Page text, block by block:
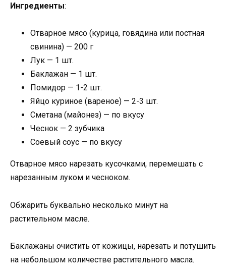
Ингредиенты:
Отварное мясо (курица, говядина или постная
свинина) — 200 г
Лук — 1 шт.
Баклажан — 1 шт.
Помидор — 1-2 шт.
Яйцо куриное (вареное) — 2-3 шт.
Сметана (майонез) — по вкусу
Чеснок — 2 зубчика
Соевый соус — по вкусу
Отварное мясо нарезать кусочками, перемешать с
нарезанным луком и чесноком.
Обжарить буквально несколько минут на
растительном масле.
Баклажаны очистить от кожицы, нарезать и потушить
на небольшом количестве растительного масла.